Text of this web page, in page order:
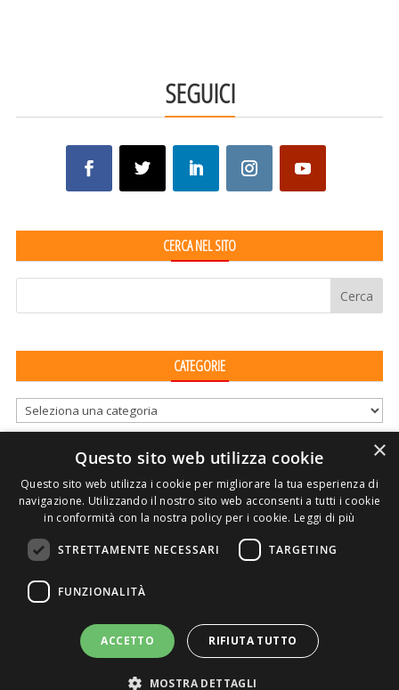
SEGUICI
CERCA NEL SITO
CATEGORIE
Categorie
DELLA TORRE, 15 – 20127 – MILANO – P. IVA
SITO REALIZZATO DA GRAFICAEFOTO WEB AGENCY –
PARTNER SINTEL
×
Questo sito web utilizza cookie
Questo sito web utilizza i cookie per migliorare la tua esperienza di
navigazione. Utilizzando il nostro sito web acconsenti a tutti i cookie
in conformità con la nostra policy per i cookie. Leggi di più
STRETTAMENTE NECESSARI TARGETING
FUNZIONALITÀ
ACCETTO RIFIUTA TUTTO
MOSTRA DETTAGLI